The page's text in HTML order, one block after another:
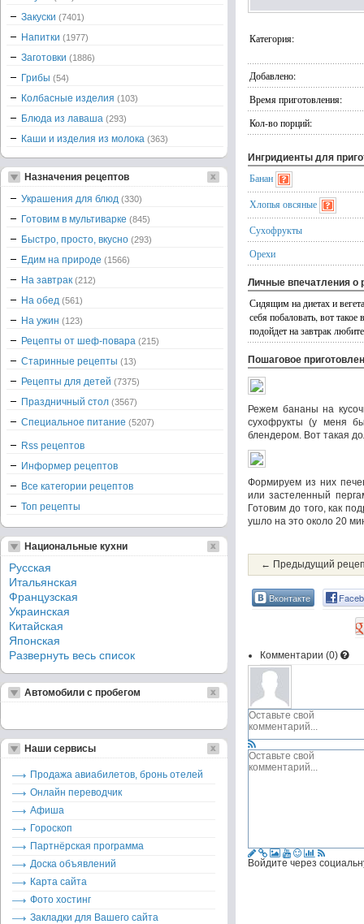
Категория:
Добавлено:
Время приготовления:
Кол-во порций:
Ингридиенты для
Банан
Хлопья овсяные
Сухофрукты
Орехи
Личные впечатления о
Сидящим на диетах и
себя побаловать, вот
подойдет на завтрак
Пошаговое
Режем бананы на
сухофрукты (у меня
блендером. Вот такая
Формируем из них
или застеленный
Готовим до того, как
ушло на это около 20
← Предыдущий
Вконтакте
Комментарии (0)
Войдите через
Закуски (7401)
Напитки (1977)
Заготовки (1886)
Грибы (54)
Колбасные изделия (103)
Блюда из лаваша (293)
Каши и изделия из молока (363)
Назначения рецептов
Украшения для блюд (330)
Готовим в мультиварке (845)
Быстро, просто, вкусно (293)
Едим на природе (1566)
На завтрак (212)
На обед (561)
На ужин (123)
Рецепты от шеф-повара (215)
Старинные рецепты (13)
Рецепты для детей (7375)
Праздничный стол (3567)
Специальное питание (5207)
Rss рецептов
Информер рецептов
Все категории рецептов
Топ рецепты
Национальные кухни
Русская
Итальянская
Французская
Украинская
Китайская
Японская
Развернуть весь список
Автомобили с пробегом
Наши сервисы
Продажа авиабилетов, бронь отелей
Онлайн переводчик
Афиша
Гороскоп
Партнёрская программа
Доска объявлений
Карта сайта
Фото хостинг
Закладки для Вашего сайта